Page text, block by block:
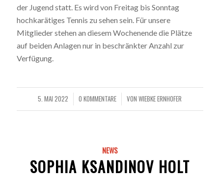
der Jugend statt. Es wird von Freitag bis Sonntag
hochkarätiges Tennis zu sehen sein. Für unsere
Mitglieder stehen an diesem Wochenende die Plätze
auf beiden Anlagen nur in beschränkter Anzahl zur
Verfügung.
5. MAI 2022 0 KOMMENTARE
/ VONWIEBKE ERNHOFER
NEWS
SOPHIA KSANDINOV HOLT